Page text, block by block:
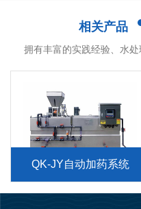
相关产品
拥有丰富的实践经验、水
QK-TB-推流搅拌式曝